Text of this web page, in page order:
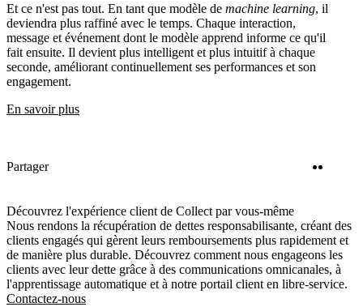
Et ce n'est pas tout. En tant que modèle de machine learning, il
deviendra plus raffiné avec le temps. Chaque interaction,
message et événement dont le modèle apprend informe ce qu'il
fait ensuite. Il devient plus intelligent et plus intuitif à chaque
seconde, améliorant continuellement ses performances et son
engagement.
En savoir plus
Partager
Découvrez l'expérience client de Collect par vous-même
Nous rendons la récupération de dettes responsabilisante, créant des
clients engagés qui gèrent leurs remboursements plus rapidement et
de manière plus durable. Découvrez comment nous engageons les
clients avec leur dette grâce à des communications omnicanales, à
l'apprentissage automatique et à notre portail client en libre-service.
Contactez-nous